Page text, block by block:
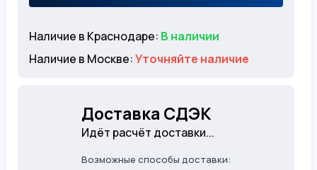
Наличие в Краснодаре: В наличии
Наличие в Москве:Уточняйте наличие
Доставка СДЭК
Идёт расчёт доставки...
Возможные способы доставки: